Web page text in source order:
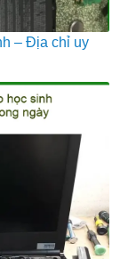
– Địa chỉ uy